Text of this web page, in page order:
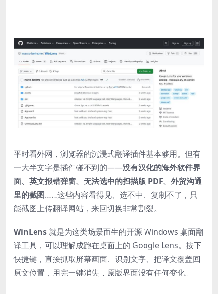
平时看外网，浏览器的沉浸式翻译插件基本够用。但有
一大半文字是插件碰不到的——没有汉化的海外软件界
面、英文报错弹窗、无法选中的扫描版 PDF、外贸沟通
里的截图……这些内容看得见、选不中、复制不了，只
能截图上传翻译网站，来回切换非常割裂。
WinLens就是为这类场景而生的开源 Windows 桌面翻
译工具，可以理解成跑在桌面上的 Google Lens。按下
快捷键，直接抓取屏幕画面、识别文字、把译文覆盖回
原文位置，用完一键消失，原版界面没有任何变化。